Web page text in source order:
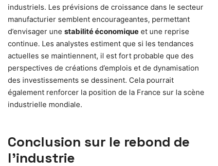
industriels. Les prévisions de croissance dans le secteur
manufacturier semblent encourageantes, permettant
d’envisager une stabilité économique et une reprise
continue. Les analystes estiment que si les tendances
actuelles se maintiennent, il est fort probable que des
perspectives de créations d’emplois et de dynamisation
des investissements se dessinent. Cela pourrait
également renforcer la position de la France sur la scène
industrielle mondiale.
Conclusion sur le rebond de
l’industrie